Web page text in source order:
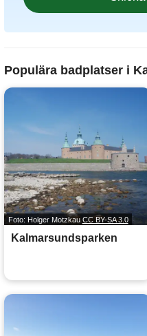
Populära badplatser i
Foto: Holger Motzkau CC BY-SA 3.0
Kalmarsundsparken